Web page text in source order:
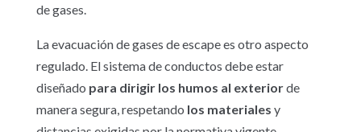
de gases.
La evacuación de gases de escape es otro aspecto
regulado. El sistema de conductos debe estar
diseñado para dirigir los humos al exteriorde
manera segura, respetando los materiales y